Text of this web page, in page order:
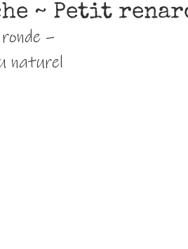
~ Petit
–
naturel